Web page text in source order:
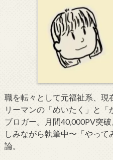
職を転々として元福祉系、現
リーマンの「めいたく」と
ブロガー。月間40,000PV突
しみながら執筆中〜「やっ
論。